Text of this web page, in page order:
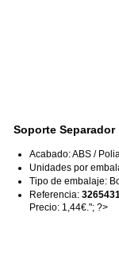
Soporte Separador
Acabado: ABS /
Unidades por
Tipo de embalaje:
Referencia:
Precio: 1,44€."; ?>